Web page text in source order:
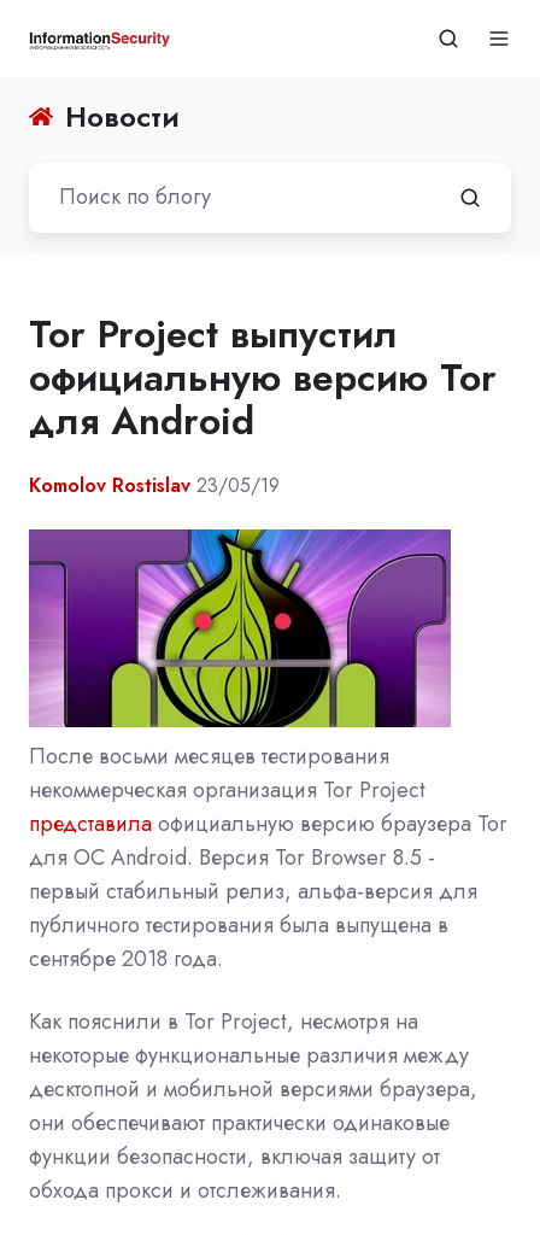
Новости
Tor Project выпустил
официальную версию Tor
для Android
Komolov Rostislav 23/05/19
После восьми месяцев тестирования
некоммерческая организация Tor Project
представилаофициальную версию браузера Tor
для ОС Android. Версия Tor Browser 8.5 -
первый стабильный релиз, альфа-версия для
публичного тестирования была выпущена в
сентябре 2018 года.
Как пояснили в Tor Project, несмотря на
некоторые функциональные различия между
десктопной и мобильной версиями браузера,
они обеспечивают практически одинаковые
функции безопасности, включая защиту от
обхода прокси и отслеживания.